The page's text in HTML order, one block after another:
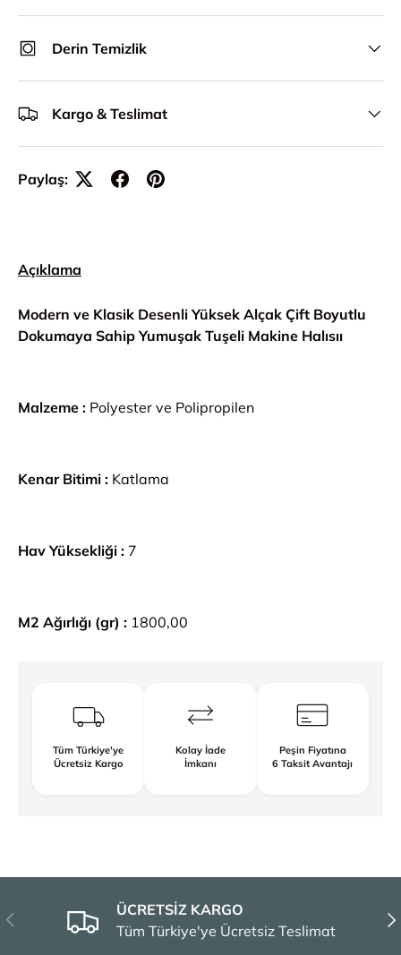
Derin Temizlik
Kargo & Teslimat
Paylaş:
Açıklama
Modern ve Klasik Desenli Yüksek Alçak Çift Boyutlu
Dokumaya Sahip Yumuşak Tuşeli Makine Halısıı
Malzeme : Polyester ve Polipropilen
Kenar Bitimi : Katlama
Hav Yüksekliği : 7
M2 Ağırlığı (gr) : 1800,00
Tüm Türkiye'ye
Ücretsiz Kargo
Kolay İade
İmkanı
Peşin Fiyatına
6 Taksit Avantajı
Önceki
ÜCRETSİZ KARGO
Tüm Türkiye'ye Ücretsiz Teslimat